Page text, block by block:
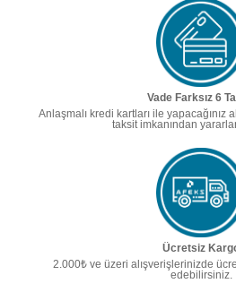
Vade Farksız 6
Anlaşmalı kredi kartları ile yapacağınız
taksit imkanından
Ücretsiz
2.000₺ ve üzeri alışverişlerinizde
edebilirsiniz.